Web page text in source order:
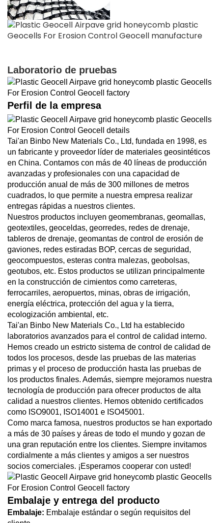
Laboratorio de pruebas
Perfil de la empresa
Tai'an Binbo New Materials Co., Ltd, fundada en 1998, es
un fabricante y proveedor líder de materiales geosintéticos
en China. Contamos con más de 40 líneas de producción
avanzadas y profesionales con una capacidad de
producción anual de más de 300 millones de metros
cuadrados, lo que permite a nuestra empresa realizar
entregas rápidas a nuestros clientes.
Nuestros productos incluyen geomembranas, geomallas,
geotextiles, geoceldas, georredes, redes de drenaje,
tableros de drenaje, geomantas de control de erosión de
gaviones, redes estiradas BOP, cercas de seguridad,
geocompuestos, esteras contra malezas, geobolsas,
geotubos, etc. Estos productos se utilizan principalmente
en la construcción de cimientos como carreteras,
ferrocarriles, aeropuertos, minas, obras de irrigación,
energía eléctrica, protección del agua y la tierra,
ecologización ambiental, etc.
Tai'an Binbo New Materials Co., Ltd ha establecido
laboratorios avanzados para el control de calidad interno.
Hemos creado un estricto sistema de control de calidad de
todos los procesos, desde las pruebas de las materias
primas y el proceso de producción hasta las pruebas de
los productos finales. Además, siempre mejoramos nuestra
tecnología de producción para ofrecer productos de alta
calidad a nuestros clientes. Hemos obtenido certificados
como ISO9001, ISO14001 e ISO45001.
Como marca famosa, nuestros productos se han exportado
a más de 30 países y áreas de todo el mundo y gozan de
una gran reputación entre los clientes. Siempre invitamos
cordialmente a más clientes y amigos a ser nuestros
socios comerciales. ¡Esperamos cooperar con usted!
Embalaje y entrega del producto
Embalaje: Embalaje estándar o según requisitos del